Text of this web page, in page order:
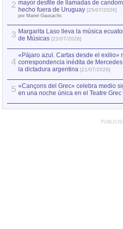
2 mayor desfile de llamadas de
hecho fuera de Uruguay [25/07/2026]
por Manel Gausachs
3 Margarita Laso lleva la música
de Músicas [22/07/2026]
4
«Pájaro azul. Cartas desde el exilio»
correspondencia inédita de
la dictadura argentina [21/07/2026]
5 «Cançons del Grec» celebra medio
en una noche única en el Teatre Grec